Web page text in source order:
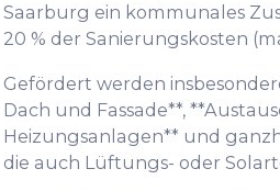
Saarburg ein kommunales
20 % der Sanierungskosten
Gefördert werden
Dach und Fassade**,
Heizungsanlagen** und
die auch Lüftungs- oder